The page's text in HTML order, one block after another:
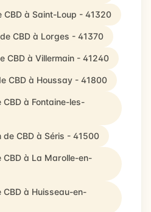
CBD à Saint-Loup - 41320
CBD à Lorges - 41370
CBD à Villermain - 41240
CBD à Houssay - 41800
à Fontaine-les-
CBD à Séris - 41500
à La Marolle-en-
à Huisseau-en-